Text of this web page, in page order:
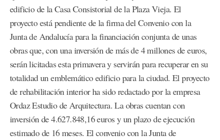
edificio de la Casa Consistorial de la Plaza Vieja. El
proyecto está pendiente de la firma del Convenio con la
Junta de Andalucía para la financiación conjunta de unas
obras que, con una inversión de más de 4 millones de euros,
serán licitadas esta primavera y servirán para recuperar en su
totalidad un emblemático edificio para la ciudad. El proyecto
de rehabilitación interior ha sido redactado por la empresa
Ordaz Estudio de Arquitectura. La obras cuentan con
inversión de 4.627.848,16 euros y un plazo de ejecución
estimado de 16 meses. El convenio con la Junta de